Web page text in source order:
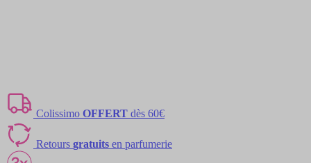
Colissimo OFFERT dès 60€
Retours gratuits en parfumerie